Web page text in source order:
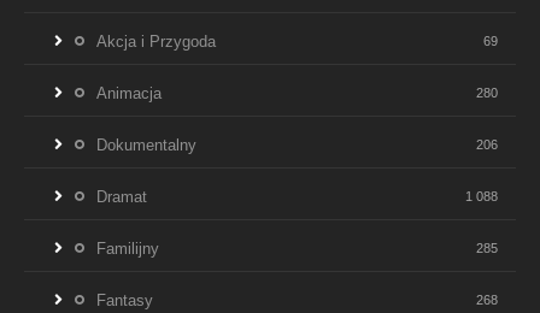
Akcja i Przygoda 69
Animacja 280
Dokumentalny 206
Dramat 1 088
Familijny 285
Fantasy 268